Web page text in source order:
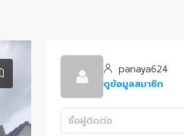
panaya624
ดูข้อมูลสมาชิก